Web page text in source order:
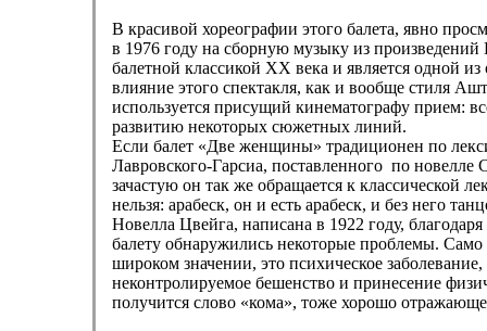
В красивой хореографии этого балета, явно
в 1976 году на сборную музыку из произведений
балетной классикой XX века и является одной
влияние этого спектакля, как и вообще стиля
используется присущий кинематографу прием:
развитию некоторых сюжетных линий.
Если балет «Две женщины» традиционен по
Лавровского-Гарсиа, поставленного по
зачастую он так же обращается к классической
нельзя: арабеск, он и есть арабеск, и без него
Новелла Цвейга, написана в 1922 году,
балету обнаружились некоторые проблемы.
широком значении, это психическое
неконтролируемое бешенство и принесение
получится слово «кома», тоже хорошо